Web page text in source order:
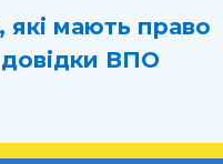
які мають право
ВПО